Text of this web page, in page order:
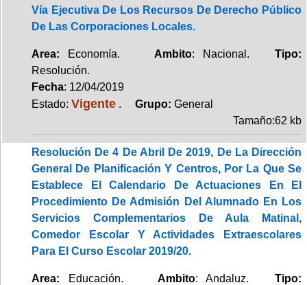
Vía Ejecutiva De Los Recursos De Derecho Público
De Las Corporaciones Locales.
Area: Economía. Ambito: Nacional.Tipo:
Resolución.
Fecha: 12/04/2019
Estado: Vigente . Grupo: General
Tamaño:62 kb
Resolución De 4 De Abril De 2019, De La Dirección
General De Planificación Y Centros, Por La Que Se
Establece El Calendario De Actuaciones En El
Procedimiento De Admisión Del Alumnado En Los
Servicios Complementarios De Aula Matinal,
Comedor Escolar Y Actividades Extraescolares
Para El Curso Escolar 2019/20.
Area: Educación. Ambito: Andaluz.Tipo: